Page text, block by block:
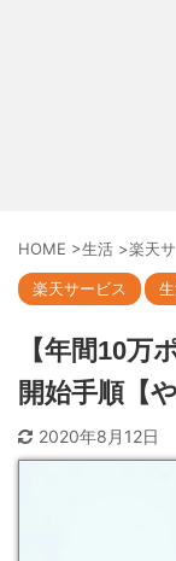
HOME >生活 >楽天
楽天サービス
【年間10万
開始手順【
2020年8月12日